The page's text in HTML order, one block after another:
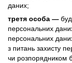
даних;
третя особа —
персональних
персональних
з питань захисту
чи розпорядником